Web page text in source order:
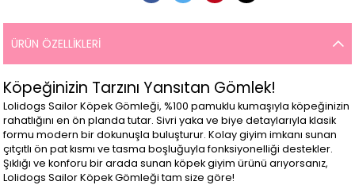
ÜRÜN ÖZELLIKLERI
Köpeğinizin Tarzını Yansıtan Gömlek!
Lolidogs Sailor Köpek Gömleği, %100 pamuklu kumaşıyla köpeğinizin
rahatlığını en ön planda tutar. Sivri yaka ve biye detaylarıyla klasik
formu modern bir dokunuşla buluşturur. Kolay giyim imkanı sunan
çıtçıtlı ön pat kısmı ve tasma boşluğuyla fonksiyonelliği destekler.
Şıklığı ve konforu bir arada sunan köpek giyim ürünü arıyorsanız,
Lolidogs Sailor Köpek Gömleği tam size göre!